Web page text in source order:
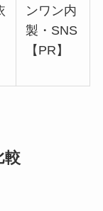
ンワン内
製・SNS
【PR】
較